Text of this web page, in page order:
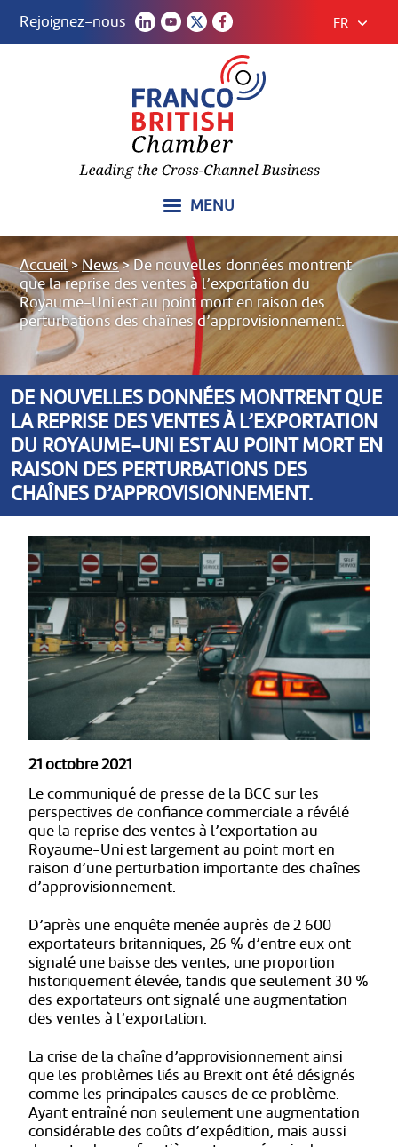
Rejoignez-nous FR
MENU
Accueil>News>De nouvelles données montrent
que la reprise des ventes à l’exportation du
Royaume-Uni est au point mort en raison des
perturbations des chaînes d’approvisionnement.
DE NOUVELLES DONNÉES MONTRENT QUE
LA REPRISE DES VENTES À L’EXPORTATION
DU ROYAUME-UNI EST AU POINT MORT EN
RAISON DES PERTURBATIONS DES
CHAÎNES D’APPROVISIONNEMENT.
21 octobre 2021
Le communiqué de presse de la BCC sur les
perspectives de confiance commerciale a révélé
que la reprise des ventes à l’exportation au
Royaume-Uni est largement au point mort en
raison d’une perturbation importante des chaînes
d’approvisionnement.
D’après une enquête menée auprès de 2 600
exportateurs britanniques, 26 % d’entre eux ont
signalé une baisse des ventes, une proportion
historiquement élevée, tandis que seulement 30 %
des exportateurs ont signalé une augmentation
des ventes à l’exportation.
La crise de la chaîne d’approvisionnement ainsi
que les problèmes liés au Brexit ont été désignés
comme les principales causes de ce problème.
Ayant entraîné non seulement une augmentation
considérable des coûts d’expédition, mais aussi